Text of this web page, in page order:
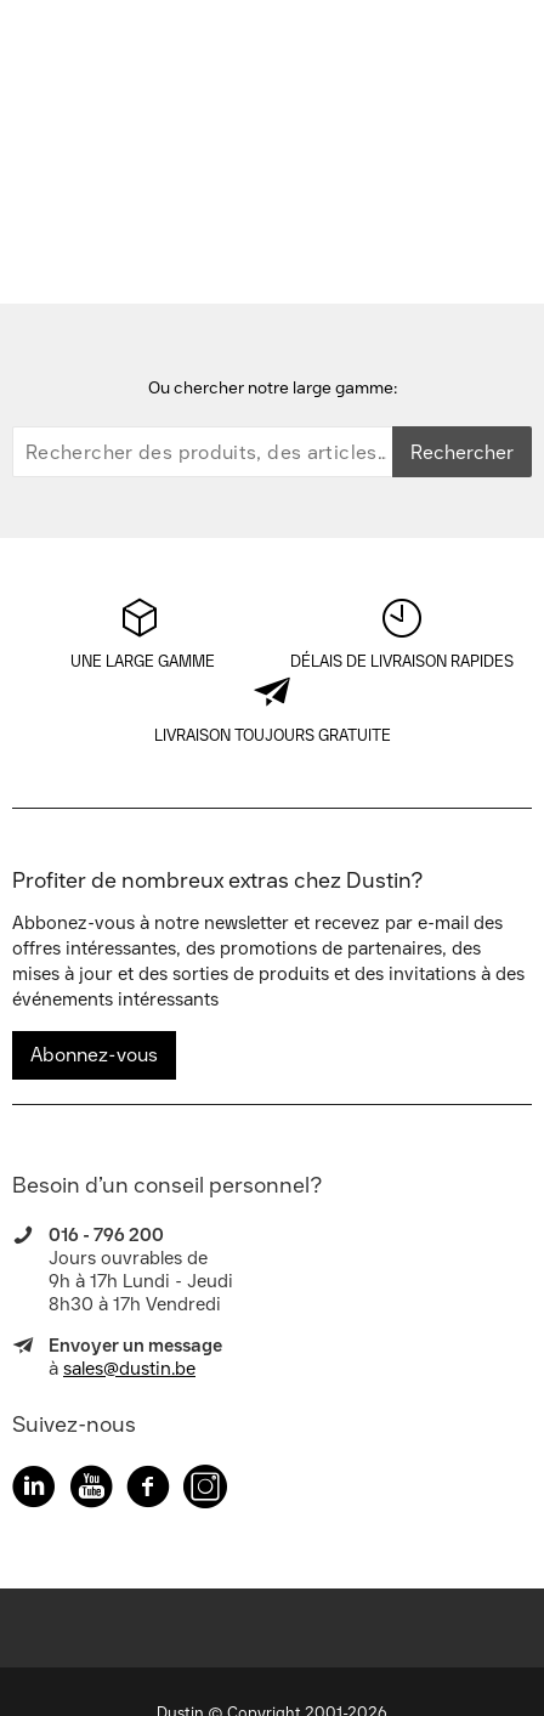
Ou chercher notre large gamme:
Rechercher
UNE LARGE GAMME DÉLAIS DE LIVRAISON RAPIDES
LIVRAISON TOUJOURS GRATUITE
Profiter de nombreux extras chez Dustin?
Abbonez-vous à notre newsletter et recevez par e-mail des
offres intéressantes, des promotions de partenaires, des
mises à jour et des sorties de produits et des invitations à des
événements intéressants
Abonnez-vous
Besoin d’un conseil personnel?
016 - 796 200
Jours ouvrables de
9h à 17h Lundi - Jeudi
8h30 à 17h Vendredi
Envoyer un message
à sales@dustin.be
Suivez-nous